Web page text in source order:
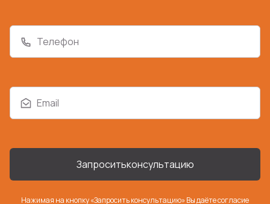
Телефон
Email
Запроситьконсультацию
Нажимая на кнопку «Запросить консультацию» Вы даёте согласие